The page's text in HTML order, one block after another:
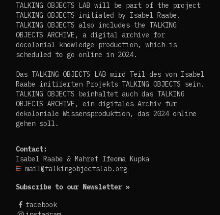
TALKING OBJECTS LAB will be part of the project
TALKING OBJECTS initiated by Isabel Raabe.
TALKING OBJECTS also includes the TALKING
OBJECTS ARCHIVE, a digital archive for
decolonial knowledge production, which is
scheduled to go online in 2024.
Das TALKING OBJECTS LAB wird Teil des von Isabel
Raabe initiierten Projekts TALKING OBJECTS sein.
TALKING OBJECTS beinhaltet auch das TALKING
OBJECTS ARCHIVE, ein digitales Archiv für
dekoloniale Wissensproduktion, das 2024 online
gehen soll.
Contact:
Isabel Raabe & Mahret Ifeoma Kupka
mail@talkingobjectslab.org
Subscribe to our Newsletter »
facebook